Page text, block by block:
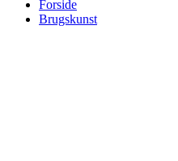
Forside
Brugskunst